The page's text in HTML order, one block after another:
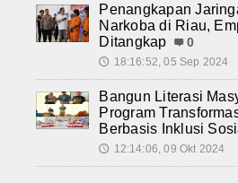
Penangkapan
Narkoba di Riau,
Ditangkap
0
🕔 18:16:52, 05 Sep 2024
Bangun Literasi
Program
Berbasis Inklusi
🕔 12:14:06, 09 Okt 2024